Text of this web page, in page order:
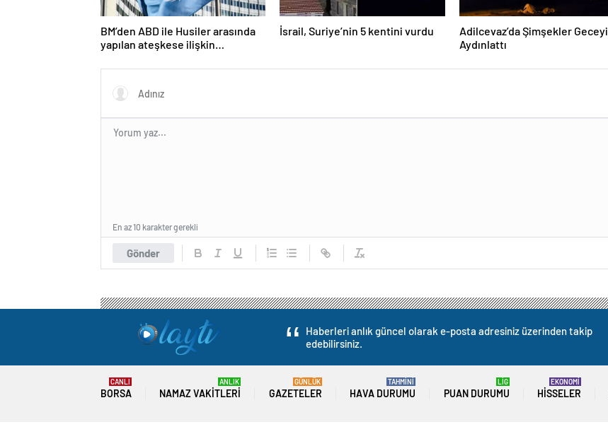
BM’den ABD ile Husiler arasında
yapılan ateşkese ilişkin
İsrail, Suriye’nin 5 kentini vurdu
Adilcevaz’da Şimşekler Geceyi
Aydınlattı
Gönder
En az 10 karakter gerekli
Haberleri anlık güncel olarak e-posta adresiniz üzerinden takip
edebilirsiniz.
BORSA
CANLI
NAMAZ VAKITLERI
ANLIK
GAZETELER
GÜNLÜK
HAVA DURUMU
TAHMİNİ
PUAN DURUMU
LİG
HISSELER
EKONOMİ